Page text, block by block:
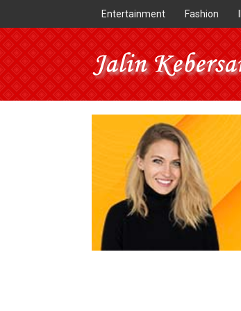
Entertainment Fashion